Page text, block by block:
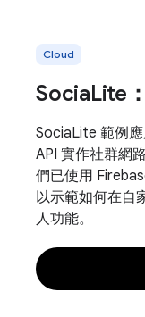
Cloud
SociaLite
SociaLite 範例
API 實作社群網
們已使用
以示範如何在自
人功能。